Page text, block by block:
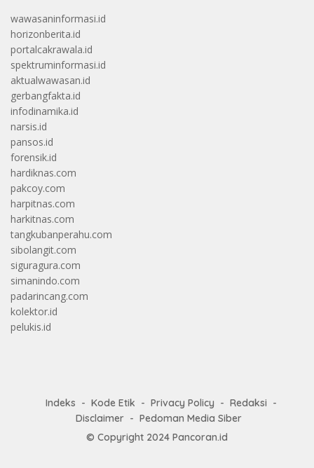
wawasaninformasi.id
horizonberita.id
portalcakrawala.id
spektruminformasi.id
aktualwawasan.id
gerbangfakta.id
infodinamika.id
narsis.id
pansos.id
forensik.id
hardiknas.com
pakcoy.com
harpitnas.com
harkitnas.com
tangkubanperahu.com
sibolangit.com
siguragura.com
simanindo.com
padarincang.com
kolektor.id
pelukis.id
Indeks Kode Etik Privacy Policy
Redaksi
Disclaimer
Pedoman Media Siber
© Copyright 2024 Pancoran.id